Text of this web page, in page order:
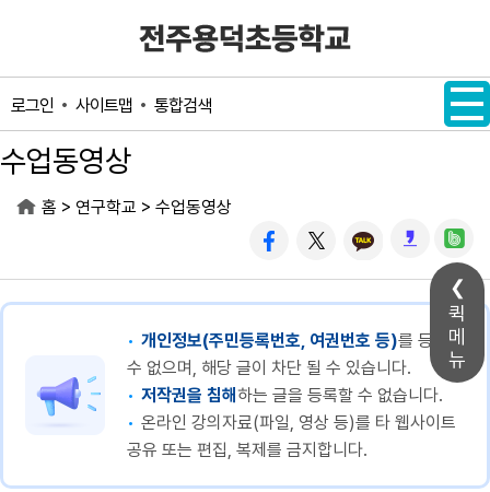
퀵
메
뉴
로그인 사이트맵 통합검색
수업동영상
홈 > 연구학교 > 수업동영상
개인정보(주민등록번호, 여권번호 등)를 등록할
수 없으며, 해당 글이 차단 될 수 있습니다.
저작권을 침해하는 글을 등록할 수 없습니다.
온라인 강의자료(파일, 영상 등)를 타 웹사이트
공유 또는 편집, 복제를 금지합니다.